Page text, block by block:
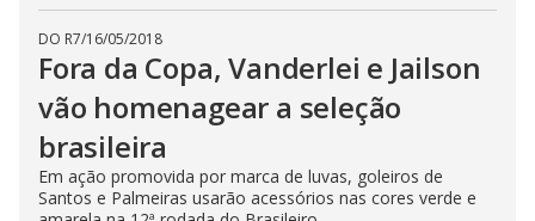
DO R7/16/05/2018
Fora da Copa, Vanderlei e Jailson
vão homenagear a seleção
brasileira
Em ação promovida por marca de luvas, goleiros de
Santos e Palmeiras usarão acessórios nas cores verde e